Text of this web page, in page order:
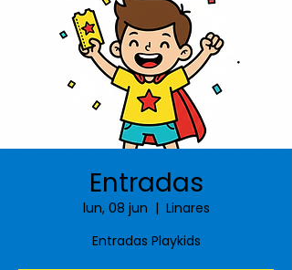
Entradas
lun, 08 jun
  |
Linares
Entradas Playkids